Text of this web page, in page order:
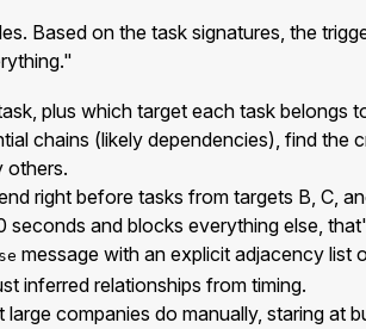
Based on the task signatures, the
plus which target each task belongs
chains (likely dependencies), find the
others.
right before tasks from targets B, C,
and blocks everything else,
message with an explicit adjacency list
inferred relationships from timing.
companies do manually, staring at